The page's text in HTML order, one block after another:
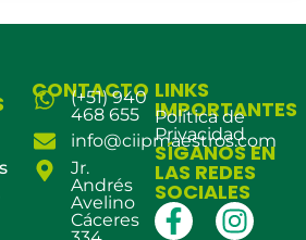
CONTACTO
(+51) 940
468 655
info@ciipmaestros.com
Jr.
Andrés
Avelino
Cáceres
LINKS
IMPORTANTES
Política de
Privacidad
SÍGANOS EN
LAS REDES
SOCIALES